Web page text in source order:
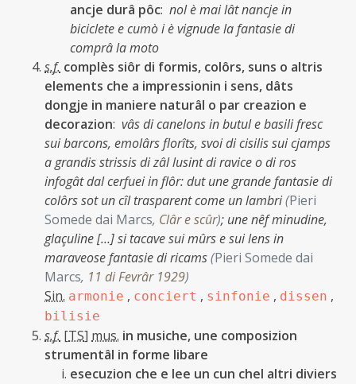
ancje durâ pôc: nol è mai lât nancje in
biciclete e cumò i è vignude la fantasie di
comprâ la moto
s.f. complès siôr di formis, colôrs, suns o altris
elements che a impressionin i sens, dâts
dongje in maniere naturâl o par creazion e
decorazion: vâs di canelons in butul e basili fresc
sui barcons, emolârs florîts, svoi di cisilis sui cjamps
a grandis strissis di zâl lusint di ravice o di ros
infogât dal cerfuei in flôr: dut une grande fantasie di
colôrs sot un cîl trasparent come un lambri(Pieri
Somede dai Marcs, Clâr e scûr); une nêf minudine,
glaçuline […] si tacave sui mûrs e sui lens in
maraveose fantasie di ricams(Pieri Somede dai
Marcs, 11 di Fevrâr 1929)
Sin. armonie , conciert , sinfonie , dissen ,
bilisie
s.f. [TS] mus. in musiche, une composizion
strumentâl in forme libare
esecuzion che e lee un cun chel altri diviers